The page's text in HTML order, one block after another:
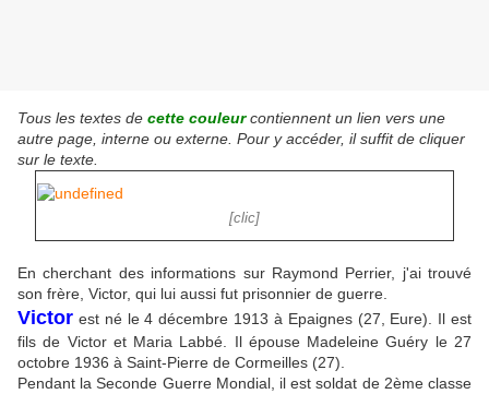
Tous les textes de cette couleurcontiennent un lien vers une
autre page, interne ou externe. Pour y accéder, il suffit de cliquer
sur le texte.
[clic]
En cherchant des informations sur Raymond Perrier, j'ai trouvé
son frère, Victor, qui lui aussi fut prisonnier de guerre.
Victor est né le 4 décembre 1913 à Epaignes (27, Eure). Il est
fils de Victor et Maria Labbé. Il épouse Madeleine Guéry le 27
octobre 1936 à Saint-Pierre de Cormeilles (27).
Pendant la Seconde Guerre Mondial, il est soldat de 2ème classe